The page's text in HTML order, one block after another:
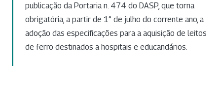
publicação da Portaria n. 474 do DASP, que torna
obrigatória, a partir de 1° de julho do corrente ano, a
adoção das especificações para a aquisição de leitos
de ferro destinados a hospitais e educandários.